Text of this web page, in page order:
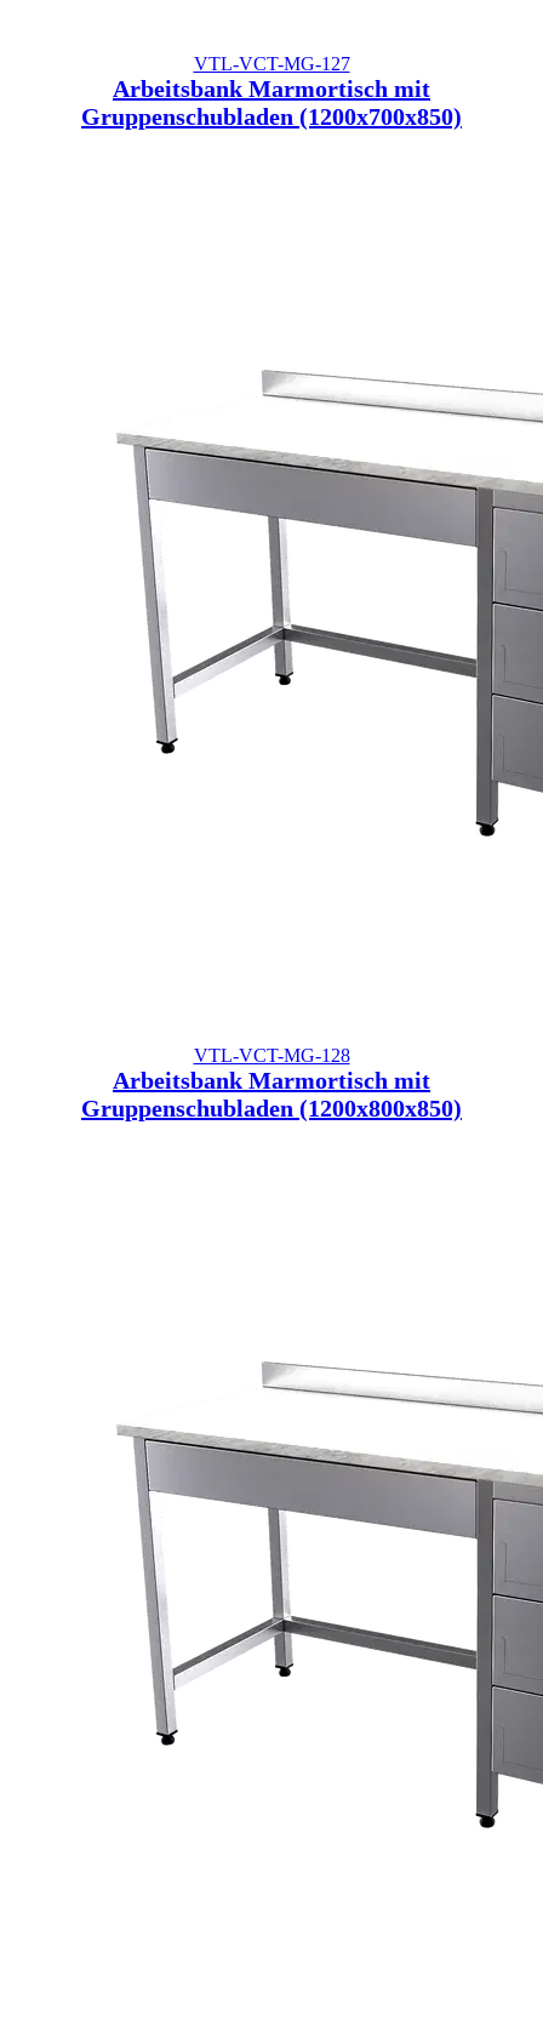
VTL-VCT-MG-127
Arbeitsbank Marmortisch mit
Gruppenschubladen (1200x700x850)
VTL-VCT-MG-128
Arbeitsbank Marmortisch mit
Gruppenschubladen (1200x800x850)